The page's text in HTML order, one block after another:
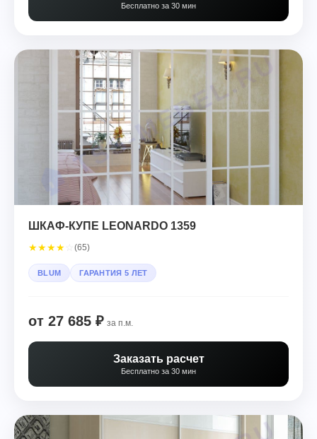
Бесплатно за 30 мин
ШКАФ-КУПЕ LEONARDO 1359
★★★★ (65)
BLUM ГАРАНТИЯ 5 ЛЕТ
от 27 685 ₽ за п.м.
Заказать расчет
Бесплатно за 30 мин